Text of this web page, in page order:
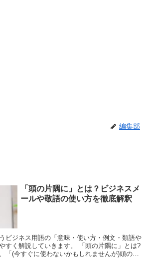
編集部
「頭の片隅に」とは？ビジネスメ
ールや敬語の使い方を徹底解釈
ビジネス用語の「意味・使い方・例文・類語や
すく解説していきます。 「頭の片隅に」とは?
「(今すぐに使わないかもしれませんが)頭のど